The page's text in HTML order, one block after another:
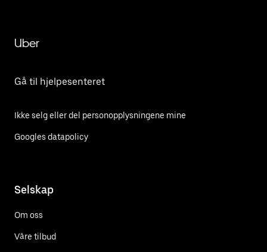
Uber
Gå til hjelpesenteret
Ikke selg eller del personopplysningene mine
Googles datapolicy
Selskap
Om oss
Våre tilbud